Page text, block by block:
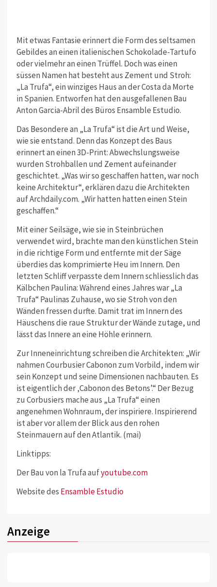
Mit etwas Fantasie erinnert die Form des seltsamen
Gebildes an einen italienischen Schokolade-Tartufo
oder vielmehr an einen Trüffel. Doch was einen
süssen Namen hat besteht aus Zement und Stroh:
„La Trufa“, ein winziges Haus an der Costa da Morte
in Spanien. Entworfen hat den ausgefallenen Bau
Anton Garcia-Abril des Büros Ensamble Estudio.
Das Besondere an „La Trufa“ ist die Art und Weise,
wie sie entstand. Denn das Konzept des Baus
erinnert an einen 3D-Print: Abwechslungsweise
wurden Strohballen und Zement aufeinander
geschichtet. „Was wir so geschaffen hatten, war noch
keine Architektur“, erklären dazu die Architekten
auf Archdaily.com. „Wir hatten hatten einen Stein
geschaffen.“
Mit einer Seilsäge, wie sie in Steinbrüchen
verwendet wird, brachte man den künstlichen Stein
in die richtige Form und entfernte mit der Säge
überdies das komprimierte Heu im Innern. Den
letzten Schliff verpasste dem Innern schliesslich das
Kälbchen Paulina: Während eines Jahres war „La
Trufa“ Paulinas Zuhause, wo sie Stroh von den
Wänden fressen durfte. Damit trat im Innern des
Häuschens die raue Struktur der Wände zutage, und
lässt das Innere an eine Höhle erinnern.
Zur Inneneinrichtung schreiben die Architekten: „Wir
nahmen Courbusier Cabonon zum Vorbild, indem wir
sein Konzept und seine Dimensionen nachbauten. Es
ist eigentlich der ‚Cabonon des Betons’.“ Der Bezug
zu Corbusiers mache aus „La Trufa“ einen
angenehmen Wohnraum, der inspiriere. Inspirierend
ist aber vor allem der Blick aus den rohen
Steinmauern auf den Atlantik. (mai)
Linktipps:
Der Bau von la Trufa aufyoutube.com
Website des Ensamble Estudio
Anzeige